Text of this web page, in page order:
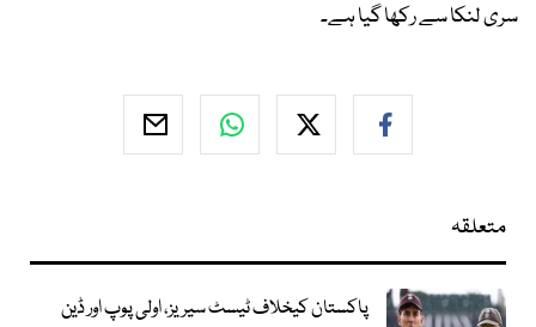
سری لنکا سے رکھا گیا ہے۔
متعلقہ
پاکستان کیخلاف ٹیسٹ سیریز، اولی پوپ اور ڈین